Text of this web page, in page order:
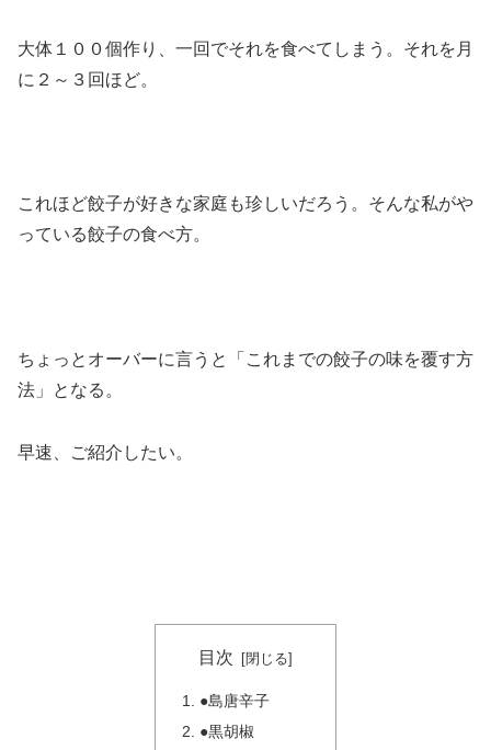
大体１００個作り、一回でそれを食べてしまう。それを月
に２～３回ほど。
これほど餃子が好きな家庭も珍しいだろう。そんな私がや
っている餃子の食べ方。
ちょっとオーバーに言うと「これまでの餃子の味を覆す方
法」となる。
早速、ご紹介したい。
目次
●島唐辛子
●黒胡椒